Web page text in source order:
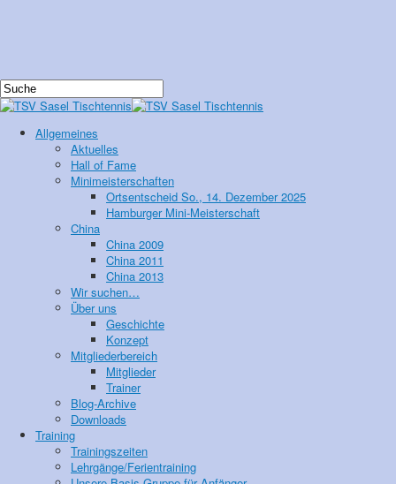
Allgemeines
Aktuelles
Hall of Fame
Minimeisterschaften
Ortsentscheid So., 14. Dezember 2025
Hamburger Mini-Meisterschaft
China
China 2009
China 2011
China 2013
Wir suchen…
Über uns
Geschichte
Konzept
Mitgliederbereich
Mitglieder
Trainer
Blog-Archive
Downloads
Training
Trainingszeiten
Lehrgänge/Ferientraining